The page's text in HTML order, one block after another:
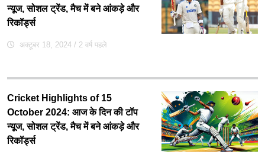
न्यूज, सोशल ट्रेंड, मैच में बने आंकड़े और
रिकॉर्ड्स
अक्टूबर 18, 2024 / 2 वर्ष पहले
Cricket Highlights of 15
October 2024: आज के दिन की टॉप
न्यूज, सोशल ट्रेंड, मैच में बने आंकड़े और
रिकॉर्ड्स